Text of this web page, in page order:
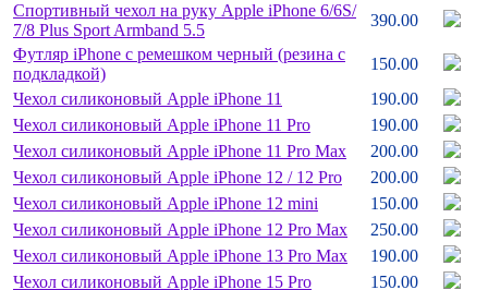
Спортивный чехол на руку Apple iPhone 6/6S/
7/8 Plus Sport Armband 5.5
390.00
Футляр iPhone с ремешком черный (резина с
подкладкой)
150.00
Чехол силиконовый Apple iPhone 11
190.00
Чехол силиконовый Apple iPhone 11 Pro
190.00
Чехол силиконовый Apple iPhone 11 Pro Max
200.00
Чехол силиконовый Apple iPhone 12 /12 Pro
200.00
Чехол силиконовый Apple iPhone 12 mini
150.00
Чехол силиконовый Apple iPhone 12 Pro Max
250.00
Чехол силиконовый Apple iPhone 13 Pro Max
190.00
Чехол силиконовый Apple iPhone 15 Pro
150.00